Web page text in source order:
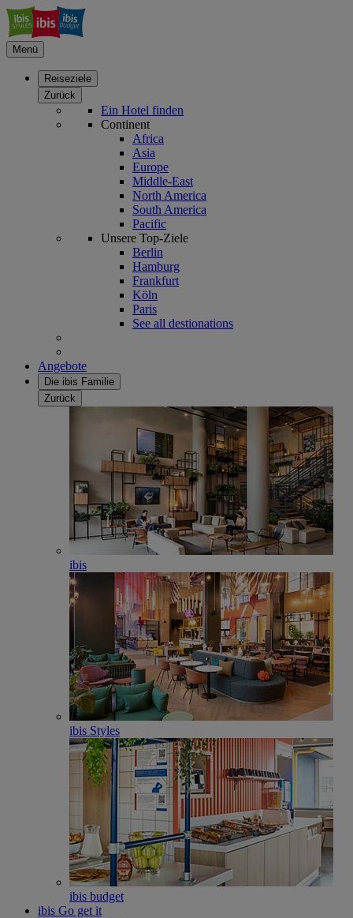
Menü
Reiseziele
Zurück
Ein Hotel finden
Continent
Africa
Asia
Europe
Middle-East
North America
South America
Pacific
Unsere Top-Ziele
Berlin
Hamburg
Frankfurt
Köln
Paris
See all destionations
Angebote
Die ibis Familie
Zurück
ibis
ibis Styles
ibis budget
ibis Go get it